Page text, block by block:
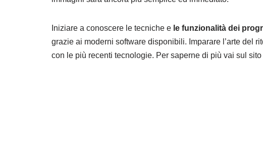
Iniziare a conoscere le tecniche e le funzionalità dei
grazie ai moderni software disponibili. Imparare l’arte del
con le più recenti tecnologie. Per saperne di più vai sul sito